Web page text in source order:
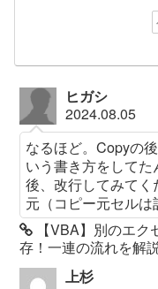
ヒガシ
2024.08.05
なるほど。Copyの
いう書き方をして
後、改行してみてく
元（コピー元セルは
【VBA】別のエ
存！一連の流れを解
上杉